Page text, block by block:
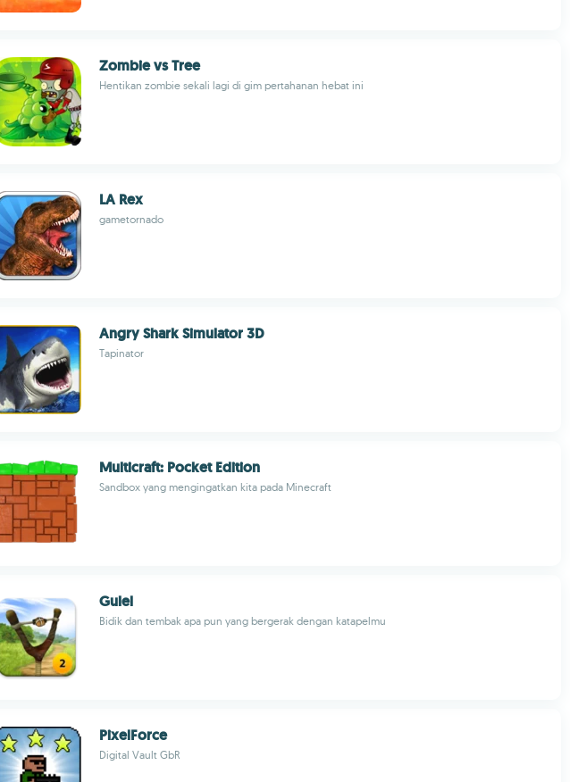
Zombie vs Tree
Hentikan zombie sekali lagi di gim pertahanan hebat ini
LA Rex
gametornado
Angry Shark Simulator 3D
Tapinator
Multicraft: Pocket Edition
Sandbox yang mengingatkan kita pada Minecraft
Gulel
Bidik dan tembak apa pun yang bergerak dengan katapelmu
PixelForce
Digital Vault GbR